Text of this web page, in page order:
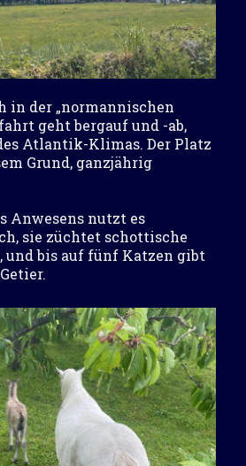
in der „normannischen
geht bergauf und -ab,
Atlantik-Klimas. Der Platz
Grund, ganzjährig
Anwesens nutzt es
sie züchtet schottische
und bis auf fünf Katzen gibt